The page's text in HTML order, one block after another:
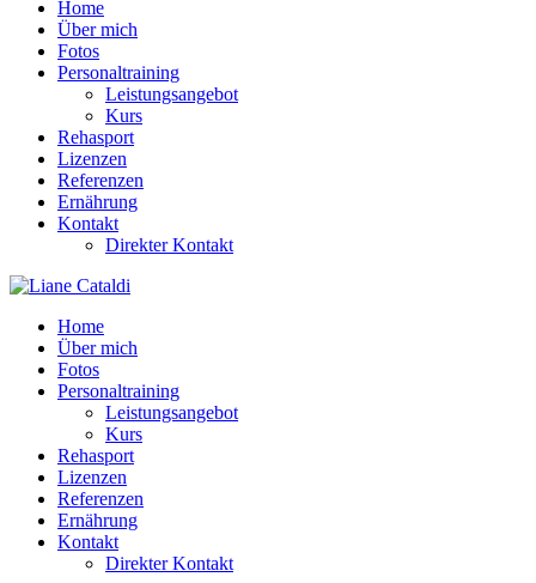
Home
Über mich
Fotos
Personaltraining
Leistungsangebot
Kurs
Rehasport
Lizenzen
Referenzen
Ernährung
Kontakt
Direkter Kontakt
Home
Über mich
Fotos
Personaltraining
Leistungsangebot
Kurs
Rehasport
Lizenzen
Referenzen
Ernährung
Kontakt
Direkter Kontakt